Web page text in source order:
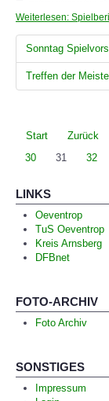
Weiterlesen:
Sonntag
Treffen der
Start Zurück
30
31 32
LINKS
Oeventrop
TuS Oeventrop
Kreis Arnsberg
DFBnet
FOTO-ARCHIV
Foto Archiv
SONSTIGES
Impressum